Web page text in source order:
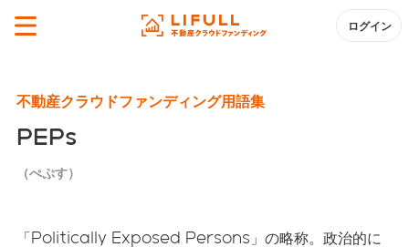
ログイン
不動産クラウドファンディング用語集
PEPs
（ぺぷす）
「Politically Exposed Persons」の略称。政治的に